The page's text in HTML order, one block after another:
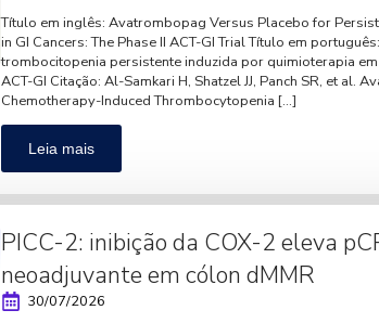
Título em inglês: Avatrombopag Versus Placebo for
in GI Cancers: The Phase II ACT-GI Trial Título em
trombocitopenia persistente induzida por quimioterapia
ACT-GI Citação: Al-Samkari H, Shatzel JJ, Panch SR, et al.
Chemotherapy-Induced Thrombocytopenia […]
Leia mais
PICC-2: inibição da COX-2 eleva
neoadjuvante em cólon dMMR
30/07/2026